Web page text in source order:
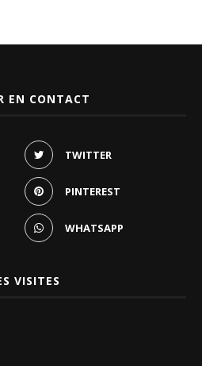
EN CONTACT
TWITTER
PINTEREST
WHATSAPP
VISITES